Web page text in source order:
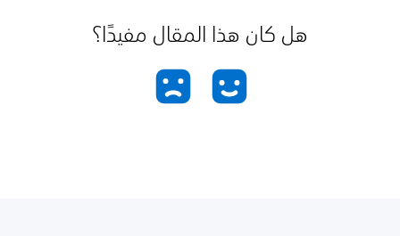
هل كان هذا المقال مفيدًا؟